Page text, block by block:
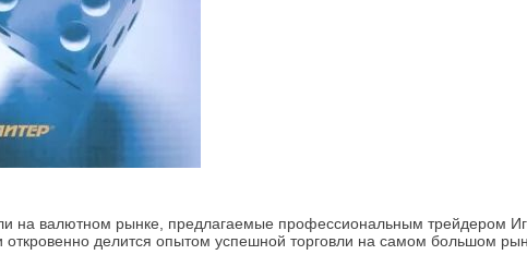
на валютном рынке, предлагаемые профессиональным трейдером
откровенно делится опытом успешной торговли на самом большом